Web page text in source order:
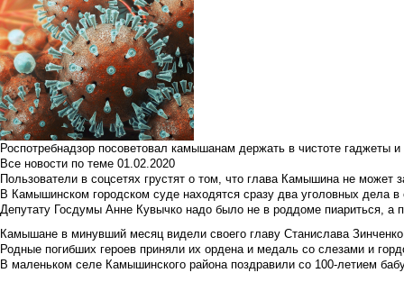
Роспотребнадзор посоветовал камышанам держать в чистоте гаджеты
Все новости по теме 01.02.2020
Пользователи в соцсетях грустят о том, что глава Камышина не может
В Камышинском городском суде находятся сразу два уголовных дела
Депутату Госдумы Анне Кувычко надо было не в роддоме пиариться, а
Камышане в минувший месяц видели своего главу Станислава Зинченко
Родные погибших героев приняли их ордена и медаль со слезами и
В маленьком селе Камышинского района поздравили со 100-летием